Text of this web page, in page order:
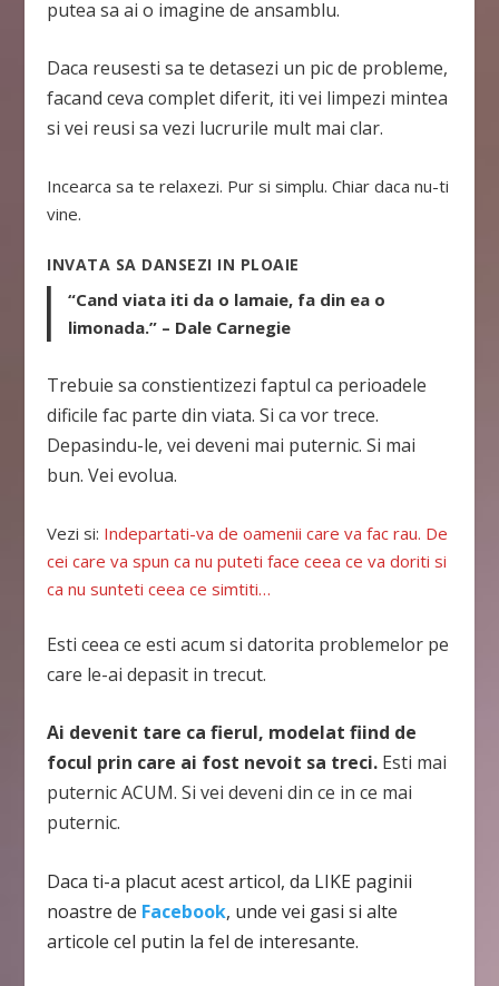
putea sa ai o imagine de ansamblu.
Daca reusesti sa te detasezi un pic de probleme,
facand ceva complet diferit, iti vei limpezi mintea
si vei reusi sa vezi lucrurile mult mai clar.
Incearca sa te relaxezi. Pur si simplu. Chiar daca nu-ti
vine.
INVATA SA DANSEZI IN PLOAIE
“Cand viata iti da o lamaie, fa din ea o
limonada.” – Dale Carnegie
Trebuie sa constientizezi faptul ca perioadele
dificile fac parte din viata. Si ca vor trece.
Depasindu-le, vei deveni mai puternic. Si mai
bun. Vei evolua.
Vezi si: Indepartati-va de oamenii care va fac rau. De
cei care va spun ca nu puteti face ceea ce va doriti si
ca nu sunteti ceea ce simtiti…
Esti ceea ce esti acum si datorita problemelor pe
care le-ai depasit in trecut.
Ai devenit tare ca fierul, modelat fiind de
focul prin care ai fost nevoit sa treci. Esti mai
puternic ACUM. Si vei deveni din ce in ce mai
puternic.
Daca ti-a placut acest articol, da LIKE paginii
noastre de Facebook, unde vei gasi si alte
articole cel putin la fel de interesante.